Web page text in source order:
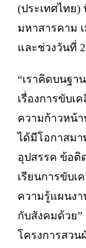
(ประเทศไทย
มหาสารคาม
และช่วงวันที่
“เราคิดบนฐา
เรื่องการขับเ
ความก้าวหน้
ได้มีโอกาสมา
อุปสรรค ข้อติ
เรียนการขับเ
ความรู้แผนง
กับสังคมด้วย
โครงการสวน